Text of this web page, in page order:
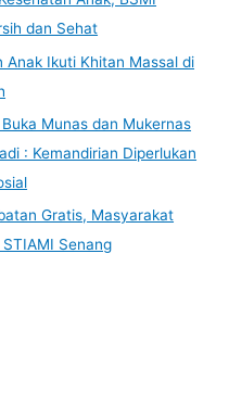
dan Sehat
Anak Ikuti Khitan Massal di
Munas dan Mukernas
: Kemandirian Diperlukan
Gratis, Masyarakat
Senang